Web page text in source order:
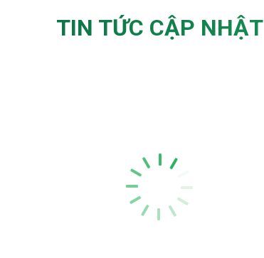
TIN TỨC CẬP NHẬT